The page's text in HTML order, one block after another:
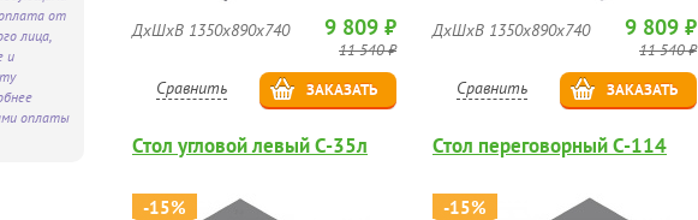
от
лица,
и
оплаты
ДхШхВ 1350х890х740 9 809 ₽
11 540 ₽
Сравнить ЗАКАЗАТЬ
ДхШхВ 1350х890х740 9 809 ₽
11 540 ₽
Сравнить ЗАКАЗАТЬ
Стол угловой левый C-35л
-15%
Стол переговорный C-114
-15%